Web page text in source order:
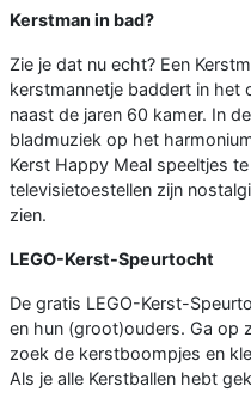
Kerstman in bad?
Zie je dat nu echt? Een
kerstmannetje baddert in het
naast de jaren 60 kamer. In
bladmuziek op het
Kerst Happy Meal speeltjes
televisietoestellen zijn
zien.
LEGO-Kerst-Speurtocht
De gratis LEGO-Kerst-
en hun (groot)ouders. Ga op
zoek de kerstboompjes en
Als je alle Kerstballen hebt